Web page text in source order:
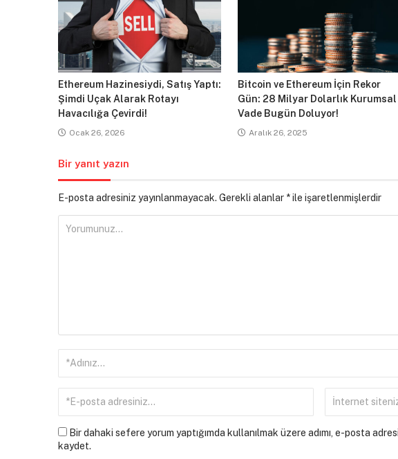
Ethereum Hazinesiydi, Satış Yaptı:
Şimdi Uçak Alarak Rotayı
Havacılığa Çevirdi!
Ocak 26, 2026
Bitcoin ve Ethereum İçin Rekor
Gün: 28 Milyar Dolarlık Kurumsal
Vade Bugün Doluyor!
Aralık 26, 2025
Bir yanıt yazın
E-posta adresiniz yayınlanmayacak. Gerekli alanlar *ile işaretlenmişlerdir
Bir dahaki sefere yorum yaptığımda kullanılmak üzere adımı, e-posta
kaydet.